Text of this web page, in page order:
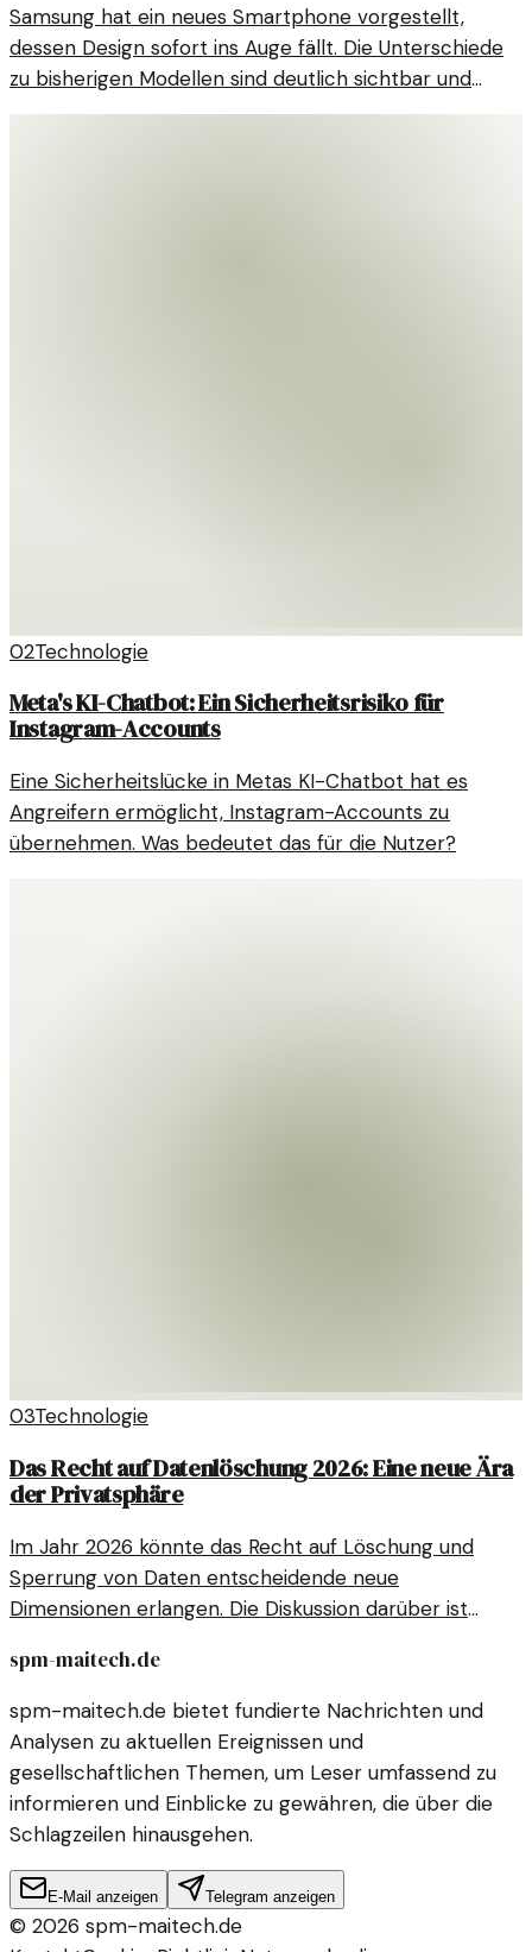
Samsung hat ein neues Smartphone vorgestellt,
dessen Design sofort ins Auge fällt. Die Unterschiede
zu bisherigen Modellen sind deutlich sichtbar und
erfreuen Technikliebhaber.
02Technologie
Meta's KI-Chatbot: Ein Sicherheitsrisiko für
Instagram-Accounts
Eine Sicherheitslücke in Metas KI-Chatbot hat es
Angreifern ermöglicht, Instagram-Accounts zu
übernehmen. Was bedeutet das für die Nutzer?
03Technologie
Das Recht auf Datenlöschung 2026: Eine neue Ära
der Privatsphäre
Im Jahr 2026 könnte das Recht auf Löschung und
Sperrung von Daten entscheidende neue
Dimensionen erlangen. Die Diskussion darüber ist
spm-maitech.de
spm-maitech.de bietet fundierte Nachrichten und
Analysen zu aktuellen Ereignissen und
gesellschaftlichen Themen, um Leser umfassend zu
informieren und Einblicke zu gewähren, die über die
Schlagzeilen hinausgehen.
E-Mail anzeigen Telegram anzeigen
© 2026 spm-maitech.de